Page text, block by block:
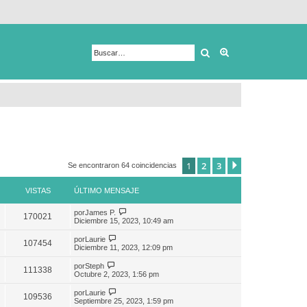
Buscar
Se encontraron 64 coincidencias 1 2 3
VISTAS ÚLTIMO MENSAJE
170021 porJames P.
Diciembre 15, 2023, 10:49 am
107454 porLaurie
Diciembre 11, 2023, 12:09 pm
111338 porSteph
Octubre 2, 2023, 1:56 pm
109536 porLaurie
Septiembre 25, 2023, 1:59 pm